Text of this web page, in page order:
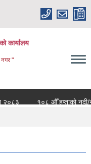
कार्यालय
"
२०८३
१०८ औँ हप्ताको नदी/